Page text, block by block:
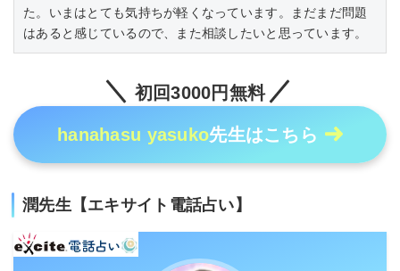
た。いまはとても気持ちが軽くなっています。まだまだ問題
はあると感じているので、また相談したいと思っています。
初回3000円無料
hanahasu yasuko先生はこちら
潤先生【エキサイト電話占い】